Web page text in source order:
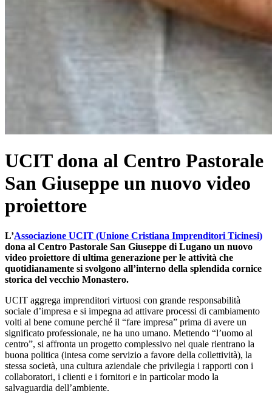
UCIT dona al Centro Pastorale
San Giuseppe un nuovo video
proiettore
L’Associazione UCIT (Unione Cristiana Imprenditori Ticinesi)
dona al Centro Pastorale San Giuseppe di Lugano un nuovo
video proiettore di ultima generazione per le attività che
quotidianamente si svolgono all’interno della splendida cornice
storica del vecchio Monastero.
UCIT aggrega imprenditori virtuosi con grande responsabilità
sociale d’impresa e si impegna ad attivare processi di cambiamento
volti al bene comune perché il “fare impresa” prima di avere un
significato professionale, ne ha uno umano. Mettendo “l’uomo al
centro”, si affronta un progetto complessivo nel quale rientrano la
buona politica (intesa come servizio a favore della collettività), la
stessa società, una cultura aziendale che privilegia i rapporti con i
collaboratori, i clienti e i fornitori e in particolar modo la
salvaguardia dell’ambiente.